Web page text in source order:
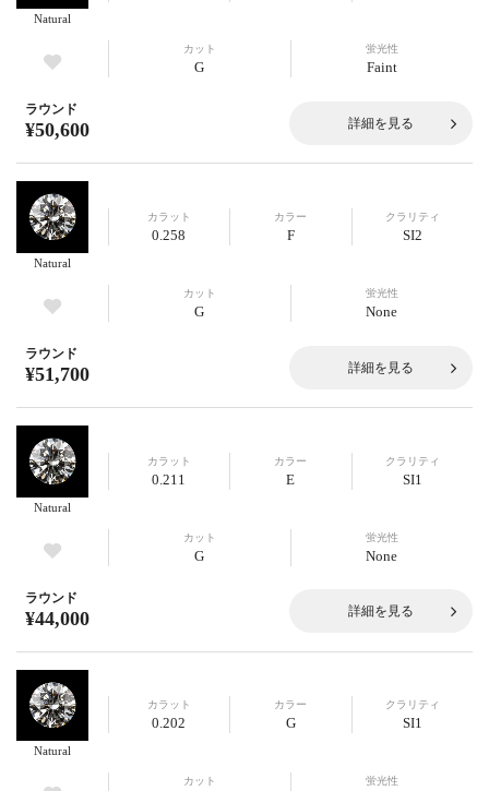
Natural
カット
G
蛍光性
Faint
ラウンド
¥50,600 詳細を見る
Natural
カラット
0.258
カラー
F
クラリティ
SI2
カット
G
蛍光性
None
ラウンド
¥51,700 詳細を見る
Natural
カラット
0.211
カラー
E
クラリティ
SI1
カット
G
蛍光性
None
ラウンド
¥44,000 詳細を見る
Natural
カラット
0.202
カラー
G
クラリティ
SI1
カット 蛍光性